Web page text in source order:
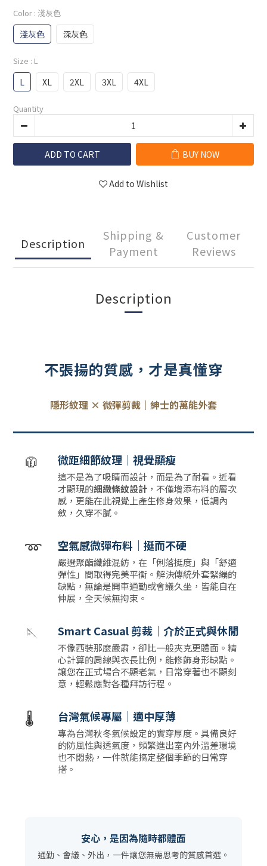
Color : 淺灰色
淺灰色 深灰色
Size : L
L XL 2XL 3XL 4XL
Quantity
ADD TO CART BUY NOW
Add to Wishlist
Description
Shipping &
Payment
Customer
Reviews
Description
不張揚的質感，才是真懂穿
隱形紋理 × 微彈剪裁｜紳士的萬能外套
🧥 微距細節紋理｜視覺顯瘦
這不是為了吸睛而設計，而是為了耐看。近看
才顯現的細緻條紋設計 ，不僅增添布料的層次
感，更能在此視覺上產生修身效果，低調內
斂，久穿不膩。
➿ 空氣感微彈布料｜挺而不硬
嚴選聚酯纖維混紡，在「俐落挺度」與「舒適
彈性」間取得完美平衡。解決傳統外套緊繃的
缺點，無論是開車通勤或會議久坐，皆能自在
伸展，全天候無拘束。
🪡 Smart Casual 剪裁｜介於正式與休閒
不像西裝那麼嚴肅，卻比一般夾克更體面。精
心計算的肩線與衣長比例，能修飾身形缺點。
讓您在正式場合不顯老氣，日常穿著也不顯刻
意，輕鬆應對各種拜訪行程。
🌡️ 台灣氣候專屬｜適中厚薄
專為台灣秋冬氣候設定的實穿厚度。具備良好
的防風性與透氣度，頻繁進出室內外溫差環境
也不悶熱，一件就能搞定整個季節的日常穿
搭。
安心，是因為隨時都體面
通勤、會議、外出，一件讓您無需思考的質感首選。